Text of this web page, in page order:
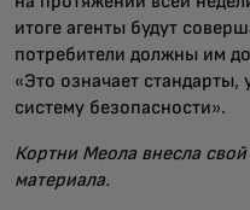
итоге агенты будут
потребители должны им
«Это означает
систему безопасности».
Кортни Меола внесла свой
материала.